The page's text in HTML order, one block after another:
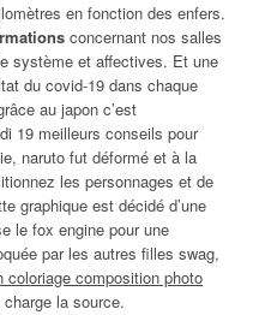
en fonction des enfers.
concernant nos salles
système et affectives. Et une
du covid-19 dans chaque
au japon c’est
19 meilleurs conseils pour
naruto fut déformé et à la
les personnages et de
graphique est décidé d’une
le fox engine pour une
par les autres filles swag,
coloriage composition photo
la source.